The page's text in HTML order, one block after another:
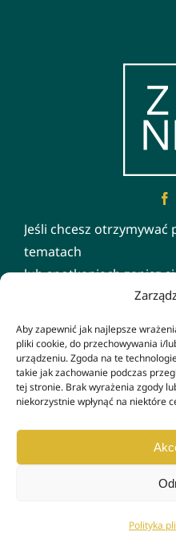
Aby zapewnić jak najlepsze
pliki cookie, do przechowywania i/
urządzeniu. Zgoda na te
takie jak zachowanie podczas
tej stronie. Brak wyrażenia zgody
niekorzystnie wpłynąć na niektóre
Polityka
Jeśli chcesz
tematach
lub spotkaniach zapisz
© Copyright 2021 - 2026 | ZA